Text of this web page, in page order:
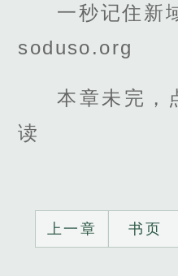
一秒记住新
soduso.org
本章未完，
读
上一章 书页